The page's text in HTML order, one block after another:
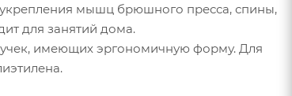
мышц брюшного пресса, спины,
для занятий дома.
имеющих эргономичную форму. Для